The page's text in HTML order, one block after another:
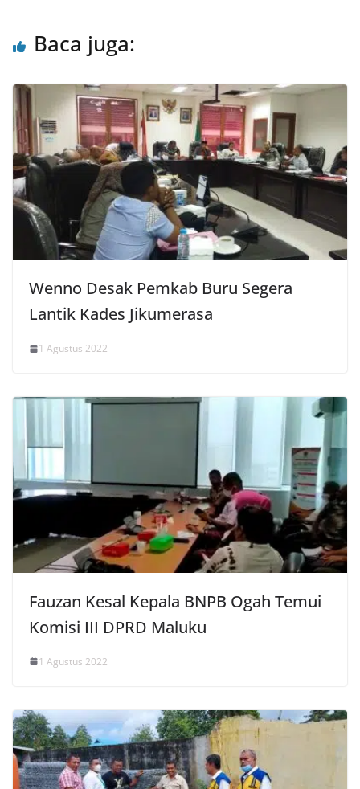
Baca juga:
Wenno Desak Pemkab Buru Segera
Lantik Kades Jikumerasa
1 Agustus 2022
Fauzan Kesal Kepala BNPB Ogah Temui
Komisi III DPRD Maluku
1 Agustus 2022